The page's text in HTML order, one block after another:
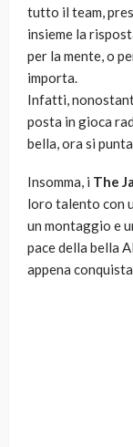
tutto il team,
insieme la
per la mente, o
importa.
Infatti,
posta in gioca
bella, ora si
Insomma, i The
loro talento con
un montaggio e
pace della bella
appena